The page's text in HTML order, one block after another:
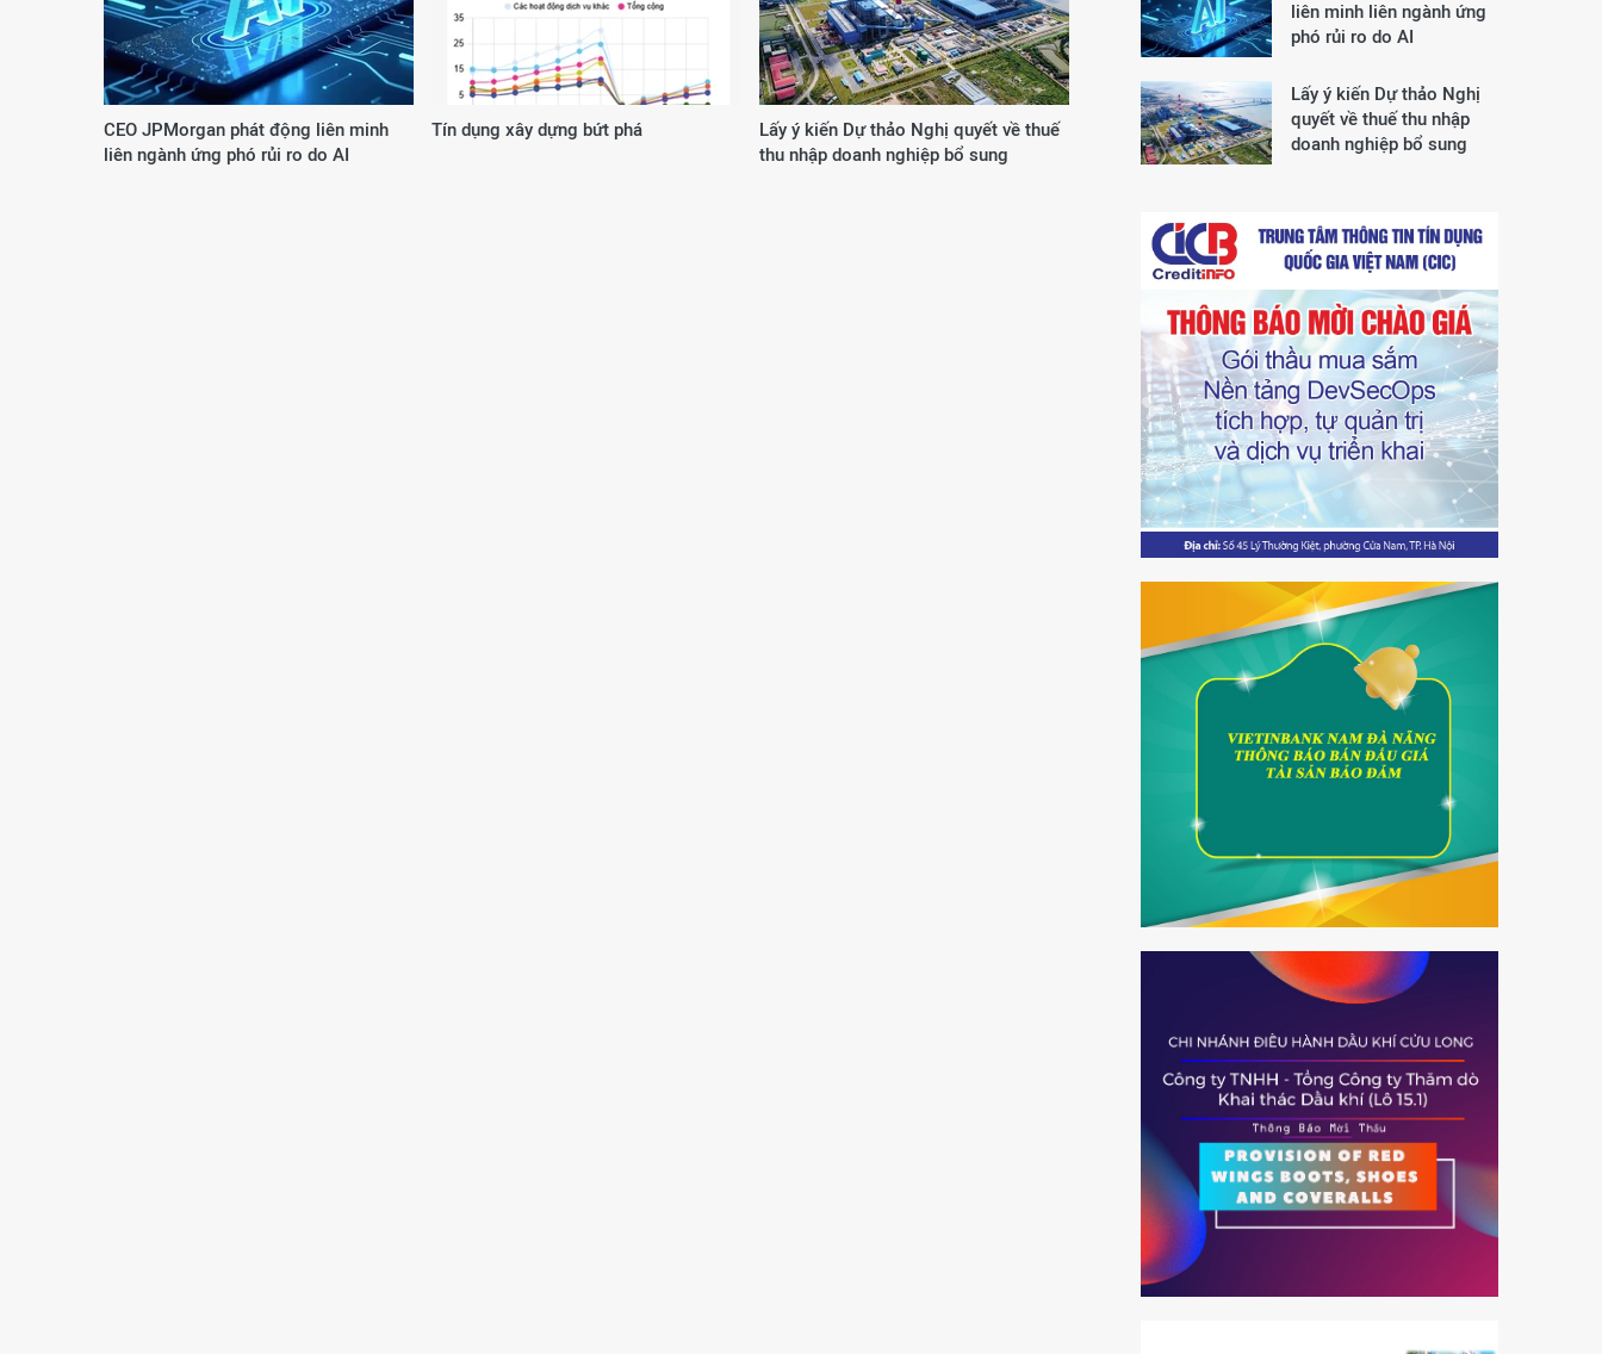
CEO JPMorgan phát động liên minh
liên ngành ứng phó rủi ro do AI
Tín dụng xây dựng bứt phá
Lấy ý kiến Dự thảo Nghị quyết về thuế
thu nhập doanh nghiệp bổ sung
liên minh liên ngành ứng
phó rủi ro do AI
Lấy ý kiến Dự thảo Nghị
quyết về thuế thu nhập
doanh nghiệp bổ sung